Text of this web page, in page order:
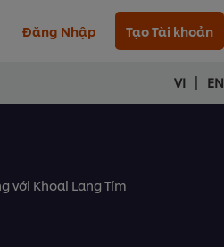
Đăng Nhập Tạo Tài khoản
VI | EN
với Khoai Lang Tím